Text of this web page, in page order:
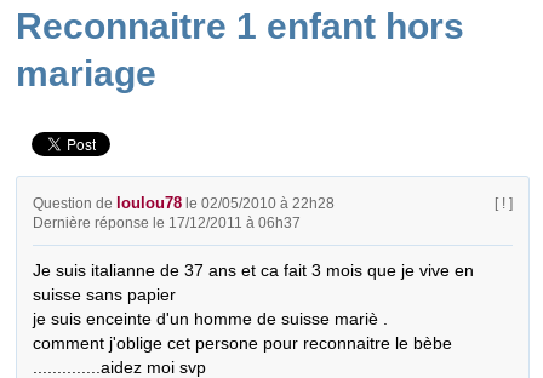
Reconnaitre 1 enfant hors
mariage
Question de loulou78 le 02/05/2010 à 22h28
Dernière réponse le 17/12/2011 à 06h37
[ ! ]
Je suis italianne de 37 ans et ca fait 3 mois que je vive en
suisse sans papier
je suis enceinte d'un homme de suisse mariè .
comment j'oblige cet persone pour reconnaitre le bèbe
..............aidez moi svp